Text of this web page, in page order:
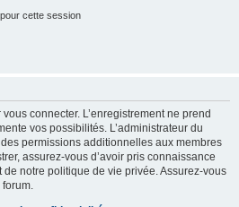
cette session
connecter. L’enregistrement ne prend
vos possibilités. L’administrateur du
permissions additionnelles aux membres
assurez-vous d’avoir pris connaissance
de notre politique de vie privée. Assurez-vous